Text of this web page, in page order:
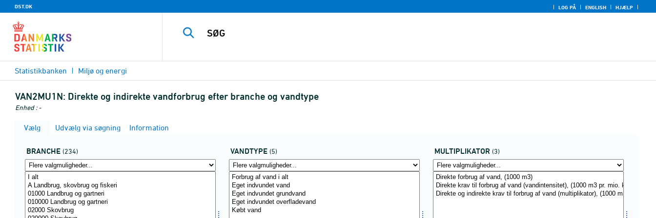
DST.DK LOG PÅ ENGLISH HJÆLP
Statistikbanken Miljø og energi
VAN2MU1N: Direkte og indirekte vandforbrug efter branche og vandtype
Enhed : -
Vælg Udvælg via søgning Information
BRANCHE (234) VANDTYPE (5) MULTIPLIKATOR (3)